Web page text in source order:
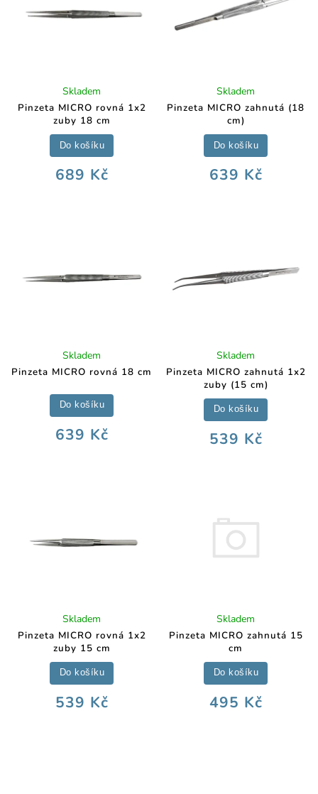
Pinzeta MICRO rovná 1x2
zuby 18 cm
Skladem
689 Kč
Do košíku
Pinzeta MICRO zahnutá (18
cm)
Skladem
639 Kč
Do košíku
Pinzeta MICRO rovná 18 cm
Skladem
639 Kč
Do košíku
Pinzeta MICRO zahnutá 1x2
zuby (15 cm)
Skladem
539 Kč
Do košíku
Pinzeta MICRO rovná 1x2
zuby 15 cm
Skladem
539 Kč
Do košíku
Pinzeta MICRO zahnutá 15
cm
Skladem
495 Kč
Do košíku